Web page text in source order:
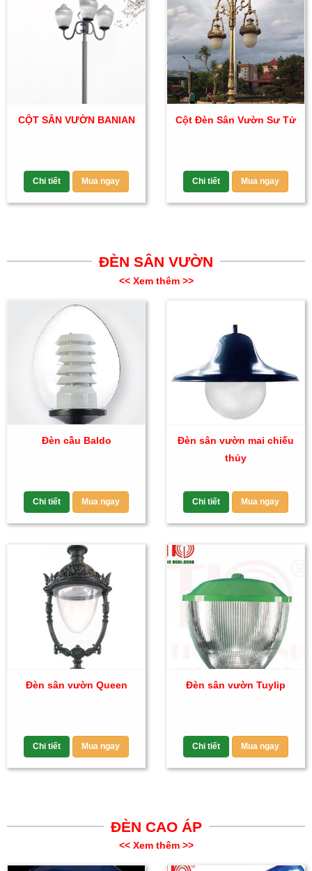
CỘT SÂN VƯỜN BANIAN
Chi tiết Mua ngay
Cột Đèn Sân Vườn Sư Tử
Chi tiết Mua ngay
ĐÈN SÂN VƯỜN
<< Xem thêm >>
Đèn cầu Baldo
Chi tiết Mua ngay
Đèn sân vườn mai chiếu
thủy
Chi tiết Mua ngay
Đèn sân vườn Queen
Chi tiết Mua ngay
Đèn sân vườn Tuylip
Chi tiết Mua ngay
ĐÈN CAO ÁP
<< Xem thêm >>